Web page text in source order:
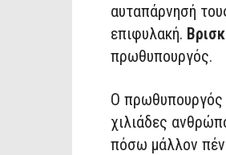
αυταπάρνησή
επιφυλακή.
πρωθυπουργός.
Ο πρωθυπουργός
χιλιάδες
πόσω μάλλον